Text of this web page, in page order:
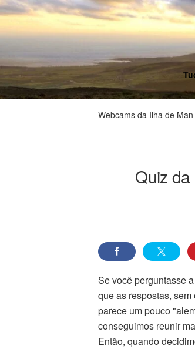
Webcams da Ilha de Man
Quiz
Se você perguntasse
que as respostas,
parece um pouco
conseguimos reunir
Então, quando